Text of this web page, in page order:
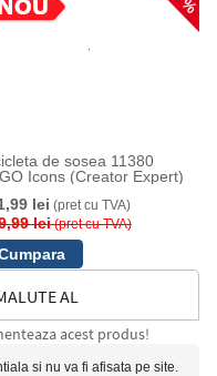
de sosea 11380
Icons (Creator Expert)
lei (pret cu TVA)
lei(pret cu TVA)
AL
PRINCESS
acest produs!
si nu va fi afisata pe site.